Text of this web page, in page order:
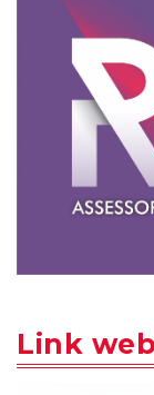
Link web